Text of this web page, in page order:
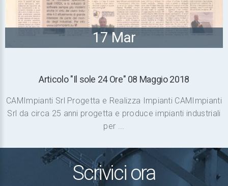
17 Mar
Articolo "Il sole 24 Ore" 08 Maggio 2018
CAMImpianti Srl Progetta e Realizza Impianti CAMImpianti
Srl da circa 25 anni progetta e produce impianti industriali
per ...
Scrivici ora